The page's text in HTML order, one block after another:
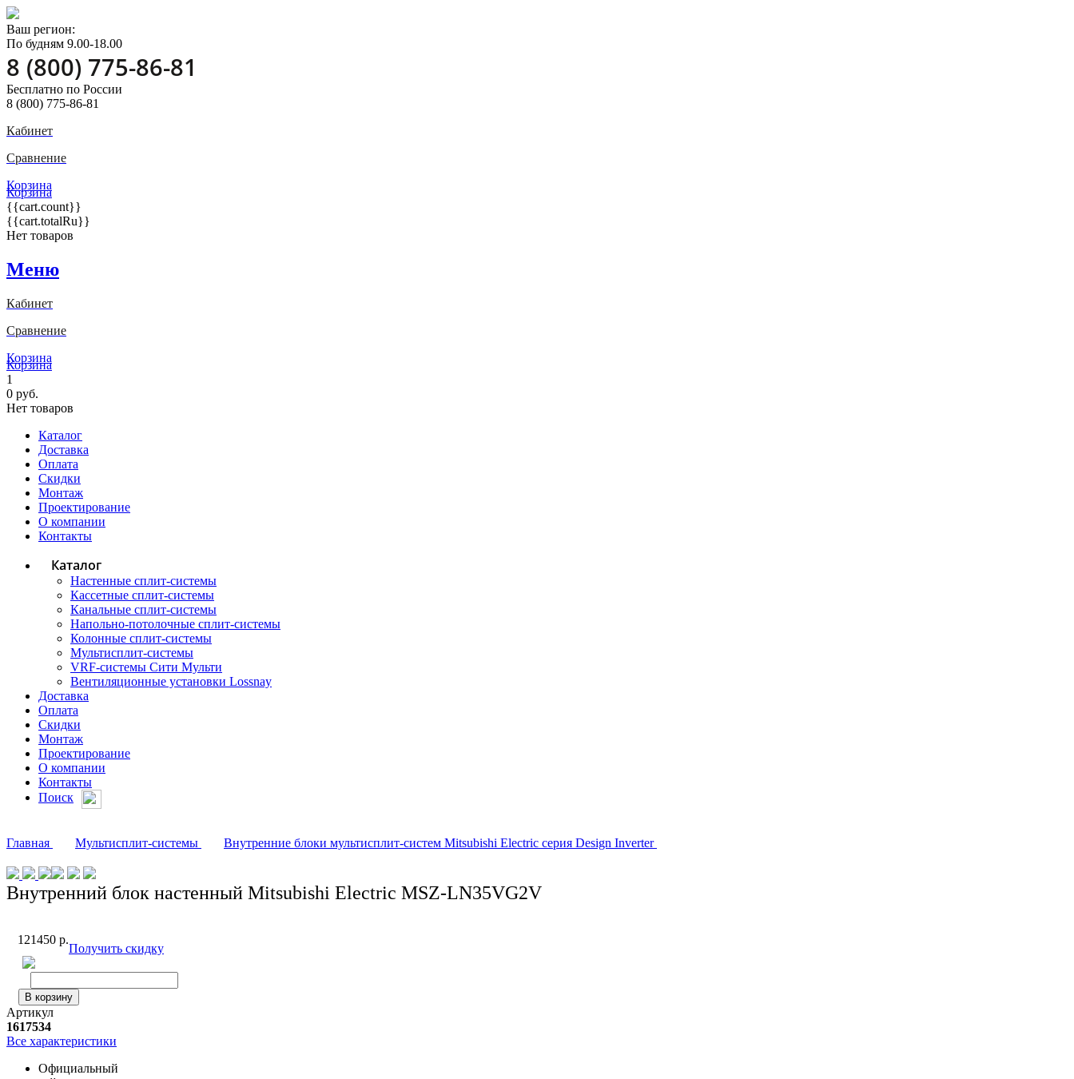
Ваш регион:
По будням 9.00-18.00
8 (800) 775-86-81
Бесплатно по России
8 (800) 775-86-81
Кабинет
Сравнение
Корзина
Корзина
{{cart.count}}
{{cart.totalRu}}
Нет товаров
Меню
Кабинет
Сравнение
Корзина
Корзина
1
0 руб.
Нет товаров
Каталог
Доставка
Оплата
Скидки
Монтаж
Проектирование
О компании
Контакты
Каталог
Настенные сплит-системы
Кассетные сплит-системы
Канальные сплит-системы
Напольно-потолочные сплит-системы
Колонные сплит-системы
Мультисплит-системы
VRF-системы Сити Мульти
Вентиляционные установки Lossnay
Доставка
Оплата
Скидки
Монтаж
Проектирование
О компании
Контакты
Поиск
Главная Мультисплит-системы Внутренние блоки мультисплит-систем Mitsubishi Electric серия Design Inverter
Внутренний блок настенный Mitsubishi Electric MSZ-LN35VG2V
121450 р.
Получить скидку
В корзину
Артикул
1617534
Все характеристики
Официальный